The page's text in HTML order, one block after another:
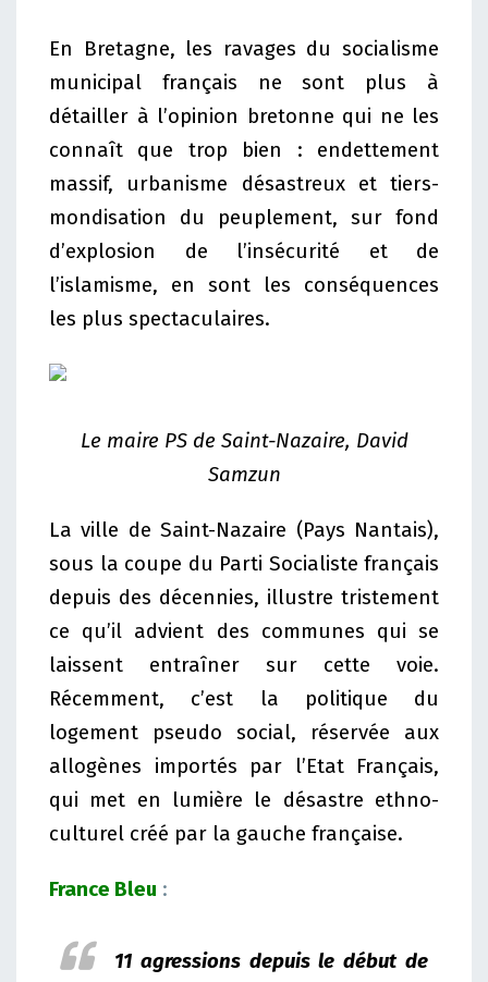
En Bretagne, les ravages du socialisme
municipal français ne sont plus à
détailler à l’opinion bretonne qui ne les
connaît que trop bien : endettement
massif, urbanisme désastreux et tiers-
mondisation du peuplement, sur fond
d’explosion de l’insécurité et de
l’islamisme, en sont les conséquences
les plus spectaculaires.
Le maire PS de Saint-Nazaire, David
Samzun
La ville de Saint-Nazaire (Pays Nantais),
sous la coupe du Parti Socialiste français
depuis des décennies, illustre tristement
ce qu’il advient des communes qui se
laissent entraîner sur cette voie.
Récemment, c’est la politique du
logement pseudo social, réservée aux
allogènes importés par l’Etat Français,
qui met en lumière le désastre ethno-
culturel créé par la gauche française.
France Bleu :
11 agressions depuis le début de